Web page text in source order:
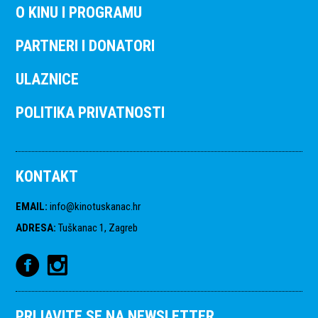
O KINU I PROGRAMU
PARTNERI I DONATORI
ULAZNICE
POLITIKA PRIVATNOSTI
KONTAKT
EMAIL: info@kinotuskanac.hr
ADRESA: Tuškanac 1, Zagreb